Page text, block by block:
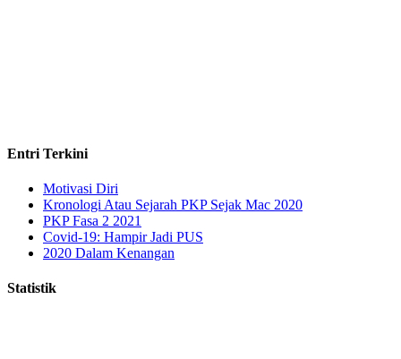
Entri Terkini
Motivasi Diri
Kronologi Atau Sejarah PKP Sejak Mac 2020
PKP Fasa 2 2021
Covid-19: Hampir Jadi PUS
2020 Dalam Kenangan
Statistik